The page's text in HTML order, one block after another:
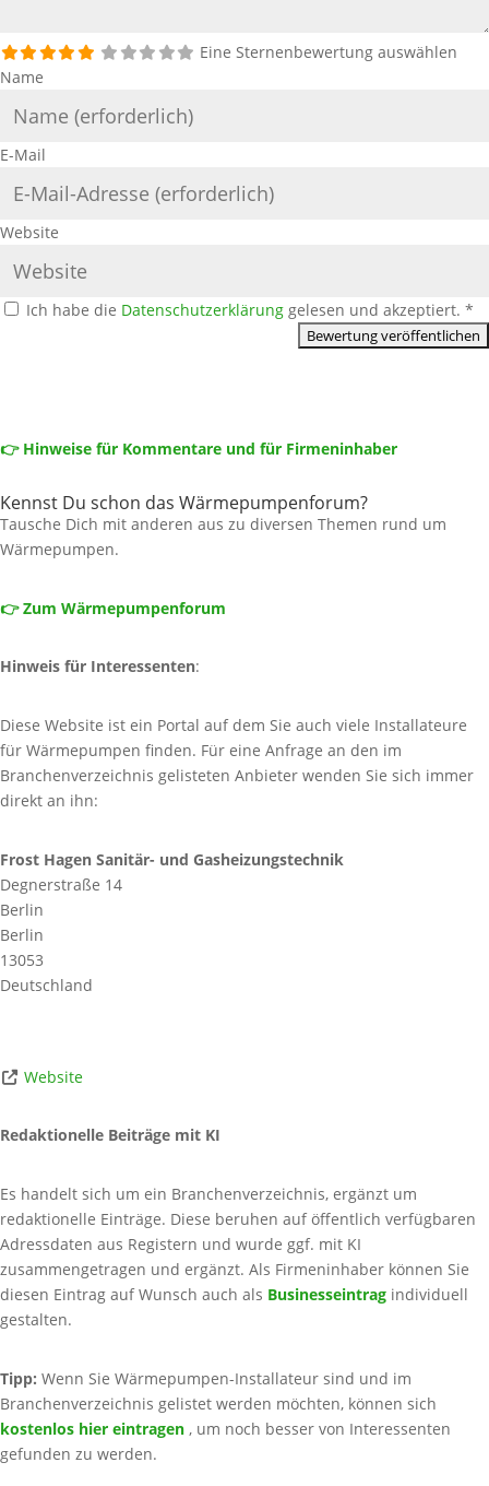
Eine Sternenbewertung auswählen
Name
E-Mail
Website
Ich habe die Datenschutzerklärung gelesen und akzeptiert. *
👉 Hinweise für Kommentare und für Firmeninhaber
Kennst Du schon das Wärmepumpenforum?
Tausche Dich mit anderen aus zu diversen Themen rund um
Wärmepumpen.
👉 Zum Wärmepumpenforum
Hinweis für Interessenten:
Diese Website ist ein Portal auf dem Sie auch viele Installateure
für Wärmepumpen finden. Für eine Anfrage an den im
Branchenverzeichnis gelisteten Anbieter wenden Sie sich immer
direkt an ihn:
Frost Hagen Sanitär- und Gasheizungstechnik
Degnerstraße 14
Berlin
Berlin
13053
Deutschland
Website
Redaktionelle Beiträge mit KI
Es handelt sich um ein Branchenverzeichnis, ergänzt um
redaktionelle Einträge. Diese beruhen auf öffentlich verfügbaren
Adressdaten aus Registern und wurde ggf. mit KI
zusammengetragen und ergänzt. Als Firmeninhaber können Sie
diesen Eintrag auf Wunsch auch als Businesseintrag individuell
gestalten.
Tipp: Wenn Sie Wärmepumpen-Installateur sind und im
Branchenverzeichnis gelistet werden möchten, können sich
kostenlos hier eintragen , um noch besser von Interessenten
gefunden zu werden.